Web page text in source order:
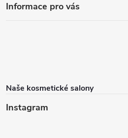
Informace pro vás
Naše kosmetické salony
Instagram